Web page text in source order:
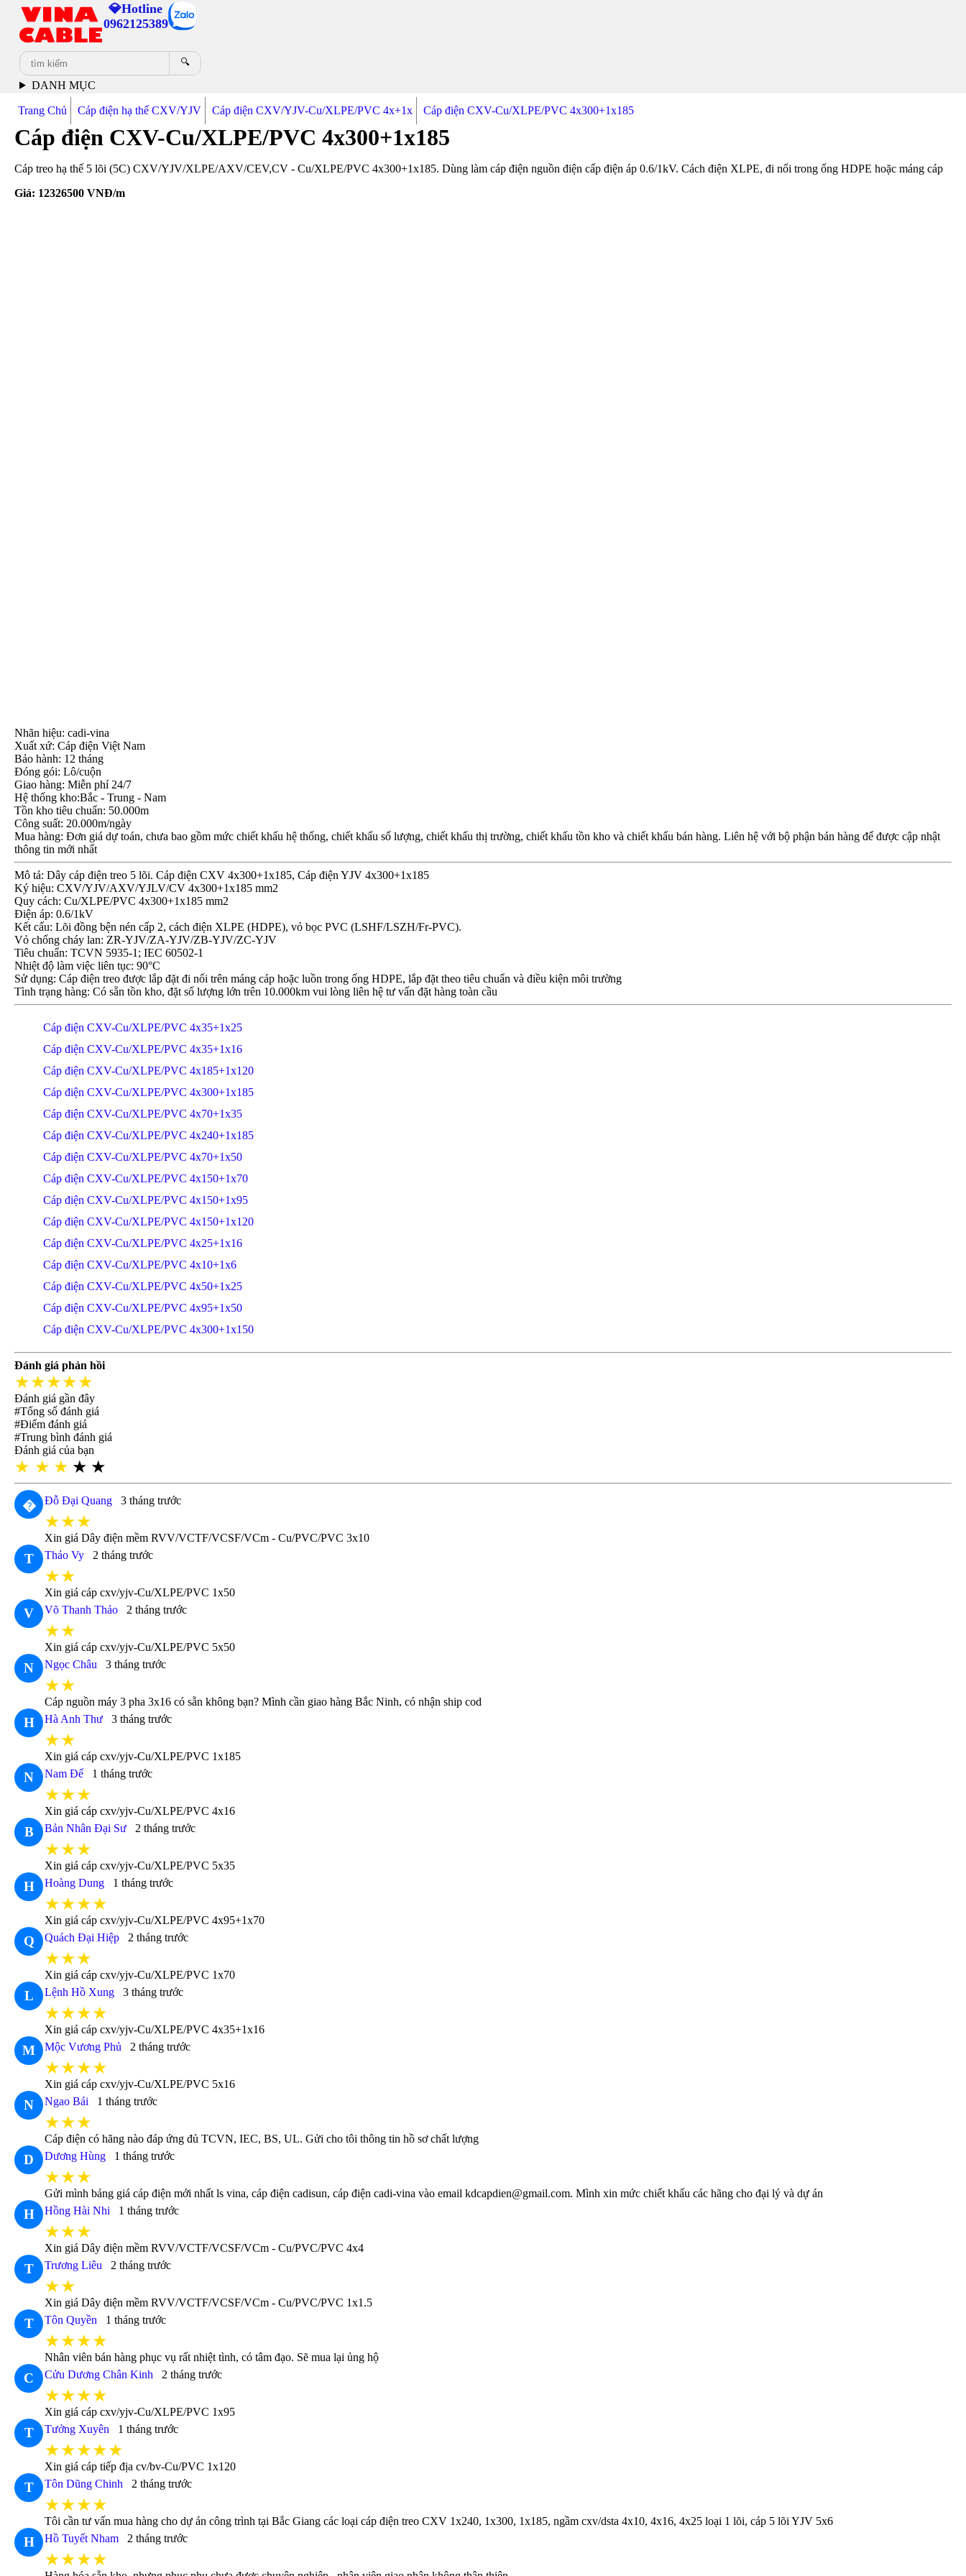
💎Hotline
0962125389
🔍
DANH MỤC
Trang Chủ Cáp điện hạ thế CXV/YJV Cáp điện CXV/YJV-Cu/XLPE/PVC 4x+1x Cáp điện CXV-Cu/XLPE/PVC 4x300+1x185
Cáp điện CXV-Cu/XLPE/PVC 4x300+1x185
Cáp treo hạ thế 5 lõi (5C) CXV/YJV/XLPE/AXV/CEV,CV - Cu/XLPE/PVC 4x300+1x185. Dùng làm cáp điện nguồn điện cấp điện áp 0.6/1kV. Cách điện XLPE, đi nổi trong ống HDPE hoặc máng cáp
Giá: 12326500 VNĐ/m
Nhãn hiệu: cadi-vina
Xuất xứ: Cáp điện Việt Nam
Bảo hành: 12 tháng
Đóng gói: Lô/cuộn
Giao hàng: Miễn phí 24/7
Hệ thống kho:Bắc - Trung - Nam
Tồn kho tiêu chuẩn: 50.000m
Công suất: 20.000m/ngày
Mua hàng: Đơn giá dự toán, chưa bao gồm mức chiết khấu hệ thống, chiết khấu số lượng, chiết khấu thị trường, chiết khấu tồn kho và chiết khấu bán hàng. Liên hệ với bộ phận bán hàng để được cập nhật
thông tin mới nhất
Mô tả: Dây cáp điện treo 5 lõi. Cáp điện CXV 4x300+1x185, Cáp điện YJV 4x300+1x185
Ký hiệu: CXV/YJV/AXV/YJLV/CV 4x300+1x185 mm2
Quy cách: Cu/XLPE/PVC 4x300+1x185 mm2
Điện áp: 0.6/1kV
Kết cấu: Lõi đồng bện nén cấp 2, cách điện XLPE (HDPE), vỏ bọc PVC (LSHF/LSZH/Fr-PVC).
Vỏ chống cháy lan: ZR-YJV/ZA-YJV/ZB-YJV/ZC-YJV
Tiêu chuẩn: TCVN 5935-1; IEC 60502-1
Nhiệt độ làm việc liên tục: 90°C
Sử dụng: Cáp điện treo được lắp đặt đi nổi trên máng cáp hoặc luồn trong ống HDPE, lắp đặt theo tiêu chuẩn và điều kiện môi trường
Tình trạng hàng: Có sẵn tồn kho, đặt số lượng lớn trên 10.000km vui lòng liên hệ tư vấn đặt hàng toàn cầu
Cáp điện CXV-Cu/XLPE/PVC 4x35+1x25
Cáp điện CXV-Cu/XLPE/PVC 4x35+1x16
Cáp điện CXV-Cu/XLPE/PVC 4x185+1x120
Cáp điện CXV-Cu/XLPE/PVC 4x300+1x185
Cáp điện CXV-Cu/XLPE/PVC 4x70+1x35
Cáp điện CXV-Cu/XLPE/PVC 4x240+1x185
Cáp điện CXV-Cu/XLPE/PVC 4x70+1x50
Cáp điện CXV-Cu/XLPE/PVC 4x150+1x70
Cáp điện CXV-Cu/XLPE/PVC 4x150+1x95
Cáp điện CXV-Cu/XLPE/PVC 4x150+1x120
Cáp điện CXV-Cu/XLPE/PVC 4x25+1x16
Cáp điện CXV-Cu/XLPE/PVC 4x10+1x6
Cáp điện CXV-Cu/XLPE/PVC 4x50+1x25
Cáp điện CXV-Cu/XLPE/PVC 4x95+1x50
Cáp điện CXV-Cu/XLPE/PVC 4x300+1x150
Đánh giá phản hồi
★★★★★
Đánh giá gần đây
#Tổng số đánh giá
#Điểm đánh giá
#Trung bình đánh giá
Đánh giá của bạn
★ ★ ★ ★ ★
� Đỗ Đại Quang 3 tháng trước
★★★
Xin giá Dây điện mềm RVV/VCTF/VCSF/VCm - Cu/PVC/PVC 3x10
T Thảo Vy 2 tháng trước
★★
Xin giá cáp cxv/yjv-Cu/XLPE/PVC 1x50
V Võ Thanh Thảo 2 tháng trước
★★
Xin giá cáp cxv/yjv-Cu/XLPE/PVC 5x50
N Ngọc Châu 3 tháng trước
★★
Cáp nguồn máy 3 pha 3x16 có sẵn không bạn? Mình cần giao hàng Bắc Ninh, có nhận ship cod
H Hà Anh Thư 3 tháng trước
★★
Xin giá cáp cxv/yjv-Cu/XLPE/PVC 1x185
N Nam Đế 1 tháng trước
★★★
Xin giá cáp cxv/yjv-Cu/XLPE/PVC 4x16
B Bản Nhân Đại Sư 2 tháng trước
★★★
Xin giá cáp cxv/yjv-Cu/XLPE/PVC 5x35
H Hoàng Dung 1 tháng trước
★★★★
Xin giá cáp cxv/yjv-Cu/XLPE/PVC 4x95+1x70
Q Quách Đại Hiệp 2 tháng trước
★★★
Xin giá cáp cxv/yjv-Cu/XLPE/PVC 1x70
L Lệnh Hồ Xung 3 tháng trước
★★★★
Xin giá cáp cxv/yjv-Cu/XLPE/PVC 4x35+1x16
M Mộc Vương Phủ 2 tháng trước
★★★★
Xin giá cáp cxv/yjv-Cu/XLPE/PVC 5x16
N Ngao Bái 1 tháng trước
★★★
Cáp điện có hãng nào đáp ứng đủ TCVN, IEC, BS, UL. Gửi cho tôi thông tin hồ sơ chất lượng
D Dương Hùng 1 tháng trước
★★★
Gửi mình bảng giá cáp điện mới nhất ls vina, cáp điện cadisun, cáp điện cadi-vina vào email kdcapdien@gmail.com. Mình xin mức chiết khấu các hãng cho đại lý và dự án
H Hồng Hài Nhi 1 tháng trước
★★★
Xin giá Dây điện mềm RVV/VCTF/VCSF/VCm - Cu/PVC/PVC 4x4
T Trương Liêu 2 tháng trước
★★
Xin giá Dây điện mềm RVV/VCTF/VCSF/VCm - Cu/PVC/PVC 1x1.5
T Tôn Quyền 1 tháng trước
★★★★
Nhân viên bán hàng phục vụ rất nhiệt tình, có tâm đạo. Sẽ mua lại ủng hộ
C Cửu Dương Chân Kinh 2 tháng trước
★★★★
Xin giá cáp cxv/yjv-Cu/XLPE/PVC 1x95
T Tưởng Xuyên 1 tháng trước
★★★★★
Xin giá cáp tiếp địa cv/bv-Cu/PVC 1x120
T Tôn Dũng Chinh 2 tháng trước
★★★★
Tôi cần tư vấn mua hàng cho dự án công trình tại Bắc Giang các loại cáp điện treo CXV 1x240, 1x300, 1x185, ngầm cxv/dsta 4x10, 4x16, 4x25 loại 1 lõi, cáp 5 lõi YJV 5x6
H Hồ Tuyết Nham 2 tháng trước
★★★★